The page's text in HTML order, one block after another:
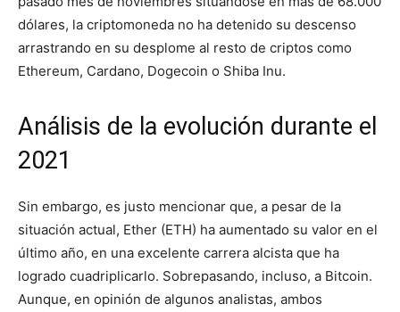
dólares, la criptomoneda no ha detenido su descenso
arrastrando en su desplome al resto de criptos como
Ethereum, Cardano, Dogecoin o Shiba Inu.
Análisis de la evolución durante el
2021
Sin embargo, es justo mencionar que, a pesar de la
situación actual, Ether (ETH) ha aumentado su valor en el
último año, en una excelente carrera alcista que ha
logrado cuadriplicarlo. Sobrepasando, incluso, a Bitcoin.
Aunque, en opinión de algunos analistas, ambos